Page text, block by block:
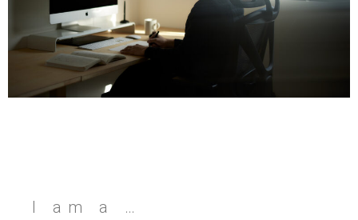
I am a …